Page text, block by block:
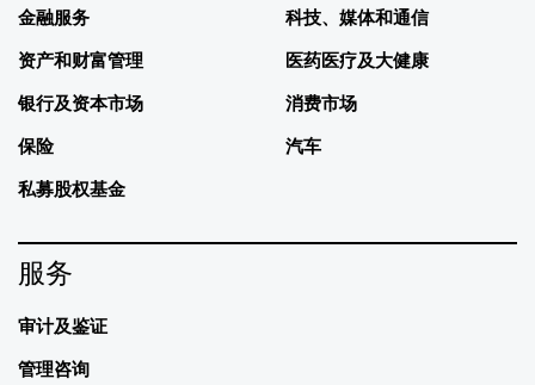
金融服务
资产和财富管理
银行及资本市场
保险
私募股权基金
科技、媒体和通信
医药医疗及大健康
消费市场
汽车
服务
审计及鉴证
管理咨询